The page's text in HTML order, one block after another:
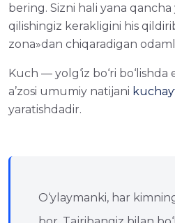
bering. Sizni hali yanа
qilishingiz kerakligini his
zona»dan chiqaradigan
Kuch — yolg‘iz bo‘ri
a’zosi umumiy natijani
yaratishdadir.
O‘ylaymanki, har